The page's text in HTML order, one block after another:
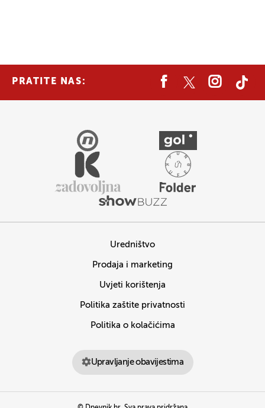
PRATITE NAS:
Uredništvo
Prodaja i marketing
Uvjeti korištenja
Politika zaštite privatnosti
Politika o kolačićima
Upravljanje obavijestima